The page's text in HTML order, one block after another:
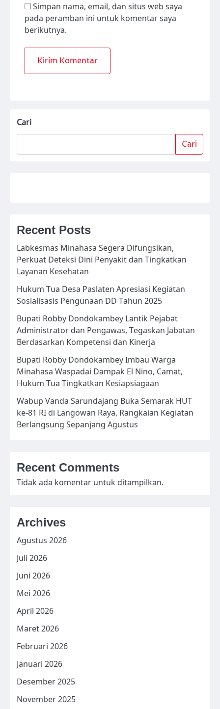
Simpan nama, email, dan situs web saya
pada peramban ini untuk komentar saya
berikutnya.
Cari
Cari
Recent Posts
Labkesmas Minahasa Segera Difungsikan,
Perkuat Deteksi Dini Penyakit dan Tingkatkan
Layanan Kesehatan
Hukum Tua Desa Paslaten Apresiasi Kegiatan
Sosialisasis Pengunaan DD Tahun 2025
Bupati Robby Dondokambey Lantik Pejabat
Administrator dan Pengawas, Tegaskan Jabatan
Berdasarkan Kompetensi dan Kinerja
Bupati Robby Dondokambey Imbau Warga
Minahasa Waspadai Dampak El Nino, Camat,
Hukum Tua Tingkatkan Kesiapsiagaan
Wabup Vanda Sarundajang Buka Semarak HUT
ke-81 RI di Langowan Raya, Rangkaian Kegiatan
Berlangsung Sepanjang Agustus
Recent Comments
Tidak ada komentar untuk ditampilkan.
Archives
Agustus 2026
Juli 2026
Juni 2026
Mei 2026
April 2026
Maret 2026
Februari 2026
Januari 2026
Desember 2025
November 2025